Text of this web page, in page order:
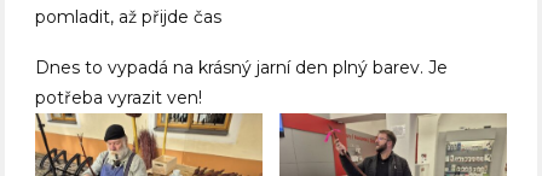
pomladit, až přijde čas
Dnes to vypadá na krásný jarní den plný barev. Je
potřeba vyrazit ven!